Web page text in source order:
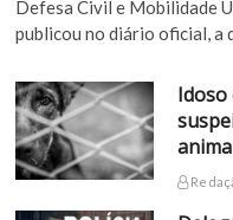
Defesa Civil e Mobilidade
publicou no diário oficial, a